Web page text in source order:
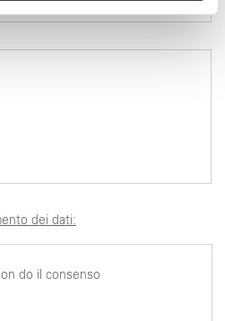
di analisi dei dati web,
ha fornito loro o che hanno
dei dati:
do il consenso